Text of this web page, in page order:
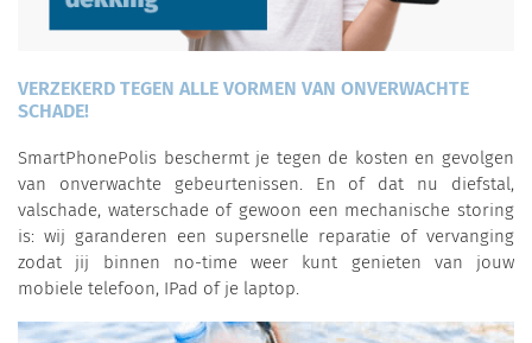
VERZEKERD TEGEN ALLE VORMEN VAN ONVERWACHTE
SCHADE!
SmartPhonePolis beschermt je tegen de kosten en gevolgen
van onverwachte gebeurtenissen. En of dat nu diefstal,
valschade, waterschade of gewoon een mechanische storing
is: wij garanderen een supersnelle reparatie of vervanging
zodat jij binnen no-time weer kunt genieten van jouw
mobiele telefoon, IPad of je laptop.